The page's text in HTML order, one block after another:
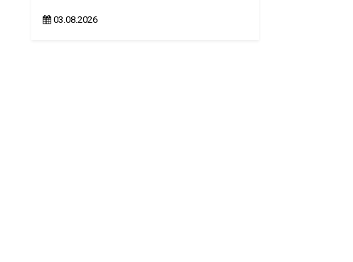
03.08.2026